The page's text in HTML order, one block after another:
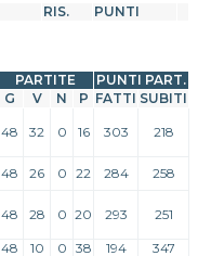
RIS. PUNTI
PARTITE
PUNTI PART.
G V N P FATTI SUBITI
48 32 0 16 303 218
48 26 0 22 284
258
48 28 0 20 293 251
48 10 0 38 194 347